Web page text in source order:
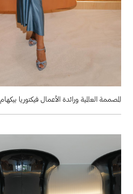
المصممة العالمية ورائدة الأعمال فيكتوريا بيكهام